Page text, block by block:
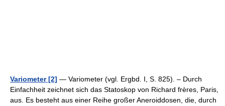
Variometer [2] — Variometer (vgl. Ergbd. I, S. 825). – Durch
Einfachheit zeichnet sich das Statoskop von Richard frères, Paris,
aus. Es besteht aus einer Reihe großer Aneroiddosen, die, durch